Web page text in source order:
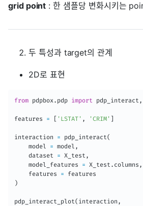
grid point : 한 샘플당 변화시키는
두 특성과 target의 관계
2D로 표현
from pdpbox. pdp import pdp_interact ,
features = 'LSTAT' , 'CRIM'
interaction = pdp_interact(
    model
= model ,
    dataset
= X_test ,
    model_features
= X_test . columns ,
    features
=
)
pdp_interact_plot( interaction ,